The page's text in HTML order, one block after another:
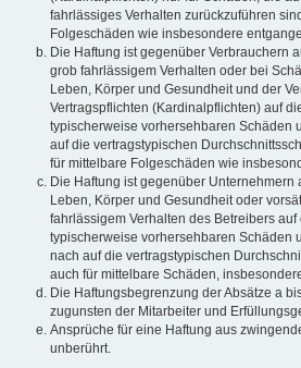
fahrlässiges Verhalten zurückzuführen
Folgeschäden wie insbesondere
Die Haftung ist gegenüber Verbrauchern
grob fahrlässigem Verhalten oder bei
Leben, Körper und Gesundheit und der
Vertragspflichten (Kardinalpflichten) auf
typischerweise vorhersehbaren Schäden
auf die vertragstypischen
für mittelbare Folgeschäden wie
Die Haftung ist gegenüber Unternehmern
Leben, Körper und Gesundheit oder
fahrlässigem Verhalten des Betreibers
typischerweise vorhersehbaren Schäden
nach auf die vertragstypischen
auch für mittelbare Schäden,
Die Haftungsbegrenzung der Absätze a
zugunsten der Mitarbeiter und
Ansprüche für eine Haftung aus
unberührt.